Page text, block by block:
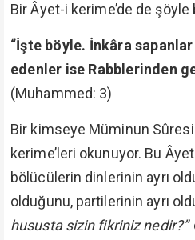
Bir Âyet-i kerime’de de
“İşte böyle. İnkâra
edenler ise Rabblerinden
(Muhammed: 3)
Bir kimseye Müminun
kerime’leri okunuyor. Bu
bölücülerin dinlerinin ayrı
olduğunu, partilerinin ayrı
hususta sizin fikriniz nedir?”